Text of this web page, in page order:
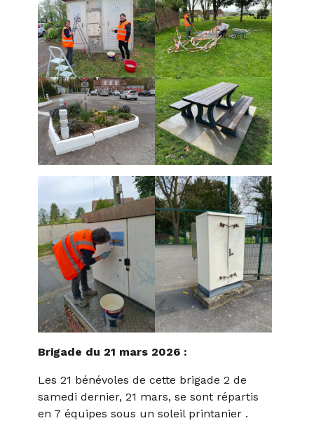
Brigade du 21 mars 2026 :
Les 21 bénévoles de cette brigade 2 de
samedi dernier, 21 mars, se sont répartis
en 7 équipes sous un soleil printanier .